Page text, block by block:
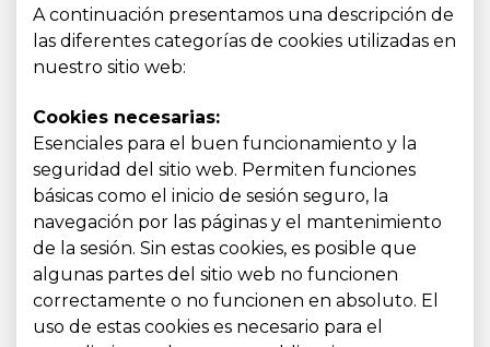
A continuación presentamos una descripción de
las diferentes categorías de cookies utilizadas en
nuestro sitio web:
Cookies necesarias:
Esenciales para el buen funcionamiento y la
seguridad del sitio web. Permiten funciones
básicas como el inicio de sesión seguro, la
navegación por las páginas y el mantenimiento
de la sesión. Sin estas cookies, es posible que
algunas partes del sitio web no funcionen
correctamente o no funcionen en absoluto. El
uso de estas cookies es necesario para el